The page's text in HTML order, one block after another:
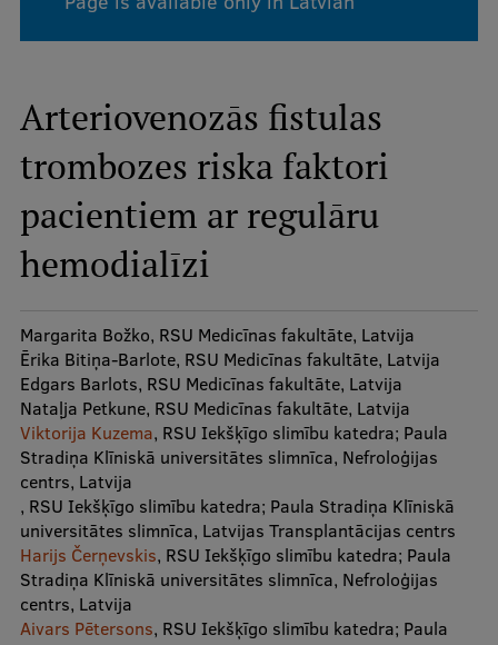
Mobile
izvēlne
Postgraduate Study Programmes
Doctoral Studies
Admissions
Your Start in Riga
Why choose RSU?
Medizinstudium an der RSU
International Student Ambassadors
About Us
Arteriovenozās fistulas
trombozes riska faktori
pacientiem ar regulāru
hemodialīzi
Margarita Božko, RSU Medicīnas fakultāte, Latvija
Ērika Bitiņa-Barlote, RSU Medicīnas fakultāte, Latvija
Edgars Barlots, RSU Medicīnas fakultāte, Latvija
Nataļja Petkune, RSU Medicīnas fakultāte, Latvija
Viktorija Kuzema, RSU Iekšķīgo slimību katedra; Paula
Stradiņa Klīniskā universitātes slimnīca, Nefroloģijas
centrs, Latvija
, RSU Iekšķīgo slimību katedra; Paula Stradiņa Klīniskā
universitātes slimnīca, Latvijas Transplantācijas centrs
Harijs Čerņevskis, RSU Iekšķīgo slimību katedra; Paula
Stradiņa Klīniskā universitātes slimnīca, Nefroloģijas
centrs, Latvija
Aivars Pētersons, RSU Iekšķīgo slimību katedra; Paula